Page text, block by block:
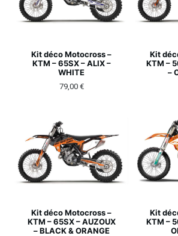
Kit déco Motocross –
KTM – 65SX – ALIX –
WHITE
79,00 €
Kit
KTM –
–
Kit déco Motocross –
KTM – 65SX – AUZOUX
– BLACK & ORANGE
Kit
KTM –